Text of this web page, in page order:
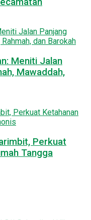
Meniti Jalan
Mawaddah,
Perkuat
Tangga